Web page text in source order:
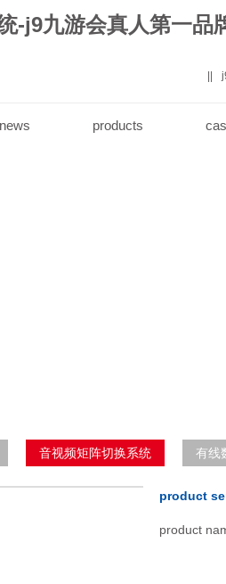
-j9九游会真人第一品
products
news
音视频矩阵切换系统 有线
product
product